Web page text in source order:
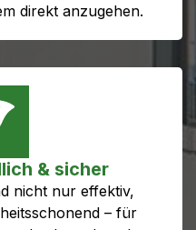
direkt anzugehen.
& sicher
nicht nur effektiv,
– für